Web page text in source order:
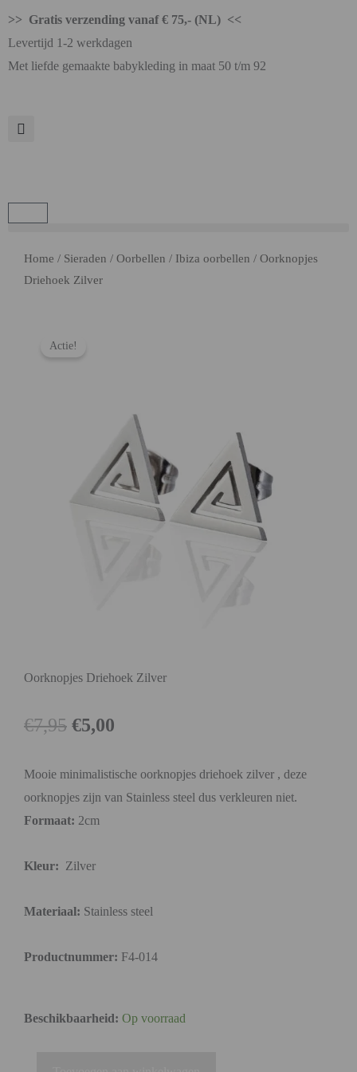
>> Gratis verzending vanaf € 75,- (NL) <<
Levertijd 1-2 werkdagen
Met liefde gemaakte babykleding in maat 50 t/m 92
Home / Sieraden / Oorbellen / Ibiza oorbellen / Oorknopjes
Driehoek Zilver
Actie!
Oorknopjes Driehoek Zilver
€7,95 €5,00
Mooie minimalistische oorknopjes driehoek zilver , deze
oorknopjes zijn van Stainless steel dus verkleuren niet.
Formaat: 2cm
Kleur: Zilver
Materiaal: Stainless steel
Productnummer: F4-014
Beschikbaarheid: Op voorraad